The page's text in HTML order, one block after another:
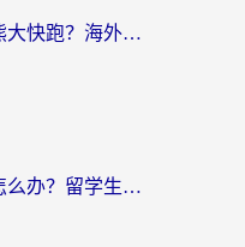
菲律宾怎么玩熊出没之熊大快跑？海外党国服游戏加速终极攻略（附3款热门游戏实测）
腾讯视频在英国用不了怎么办？留学生亲测有效的回国加速器指南